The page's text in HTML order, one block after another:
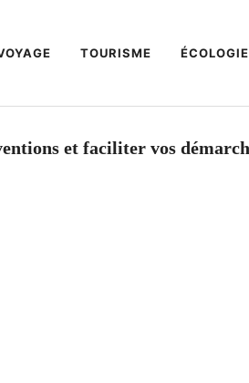
TOURISME ÉCOLOGIE
et faciliter vos